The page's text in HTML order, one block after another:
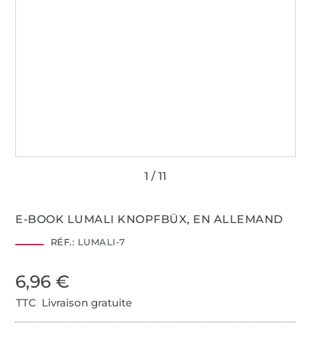
E-BOOK LUMALI KNOPFBÜX, EN ALLEMAND
RÉF.: LUMALI-7
6,96 €
TTC Livraison gratuite